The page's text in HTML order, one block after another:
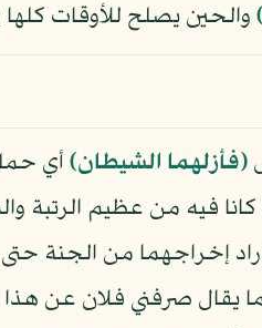
والحين يصلح للأوقات كلها
﴿فأزلهما الشيطان﴾أي
فيه من عظيم الرتبة
إخراجهما من الجنة
يقال صرفني فلان عن